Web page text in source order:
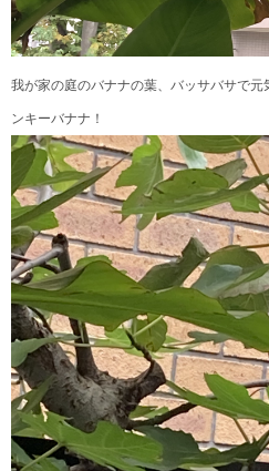
我が家の庭のバナナの葉、バッサバサで元
ンキーバナナ！